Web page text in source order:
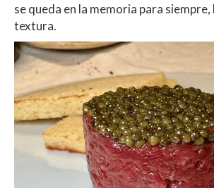
se queda en la memoria para siempre,
textura.